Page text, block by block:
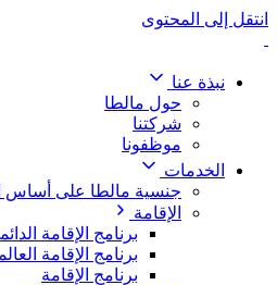
انتقل إلى المحتوى
نبذة عنا
حول مالطا
شركتنا
موظفونا
الخدمات
جنسية مالطا على أساس
الإقامة
برنامج الإقامة
برنامج الإقامة
برنامج الإقامة